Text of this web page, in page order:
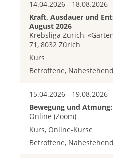
14.04.2026 - 18.08.2026
Kraft, Ausdauer und
August 2026
Krebsliga Zürich,
71, 8032 Zürich
Kurs
Betroffene,
15.04.2026 - 19.08.2026
Bewegung und
Online (Zoom)
Kurs, Online-Kurse
Betroffene,